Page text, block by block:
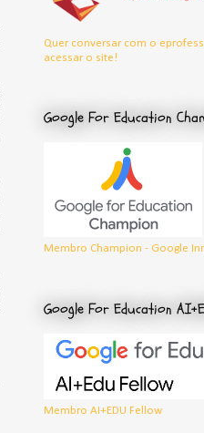
Quer conversar com o
acessar o site!
Google For Education
Membro Champion - Google
Google For Education
Membro AI+EDU Fellow